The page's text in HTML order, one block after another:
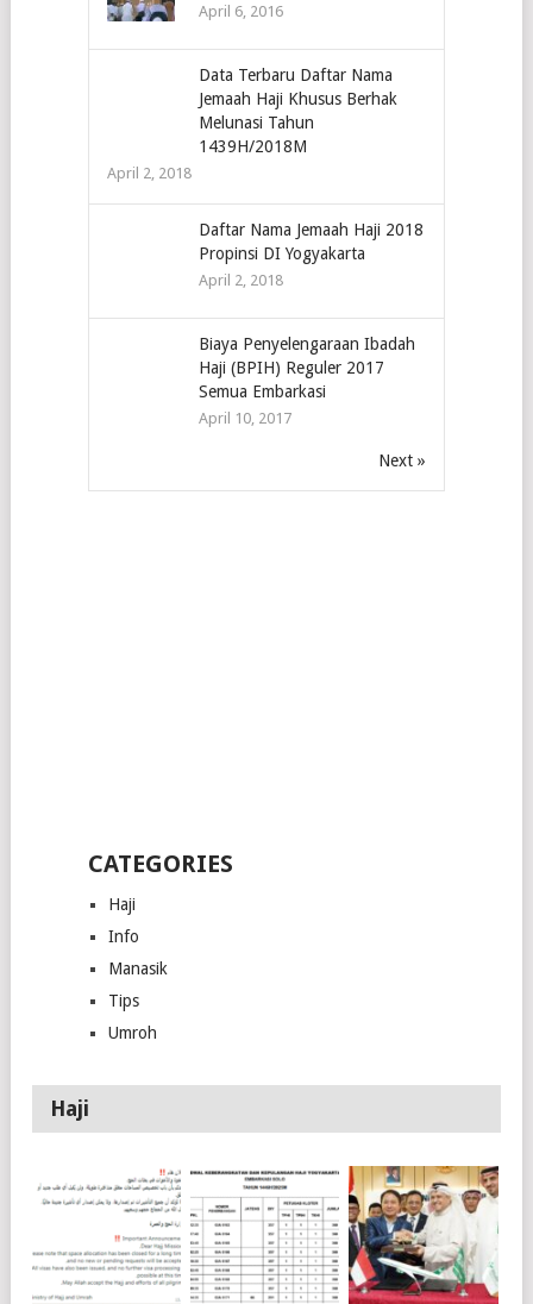
April 6, 2016
Data Terbaru Daftar Nama
Jemaah Haji Khusus Berhak
Melunasi Tahun
1439H/2018M
April 2, 2018
Daftar Nama Jemaah Haji 2018
Propinsi DI Yogyakarta
April 2, 2018
Biaya Penyelengaraan Ibadah
Haji (BPIH) Reguler 2017
Semua Embarkasi
April 10, 2017
Next »
CATEGORIES
Haji
Info
Manasik
Tips
Umroh
Haji